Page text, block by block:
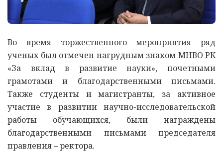
Во время торжественного мероприятия ряд
ученых был отмечен нагрудным знаком МНВО РК
«За вклад в развитие науки», почетными
грамотами и благодарственными письмами.
Также студенты и магистранты, за активное
участие в развитии научно-исследовательской
работы обучающихся, были награждены
благодарственными письмами председателя
правления – ректора.